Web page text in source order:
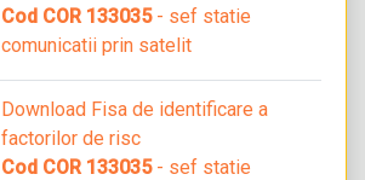
Cod COR 133035- sef statie
comunicatii prin satelit
Download Fisa de identificare a
factorilor de risc
Cod COR 133035- sef statie